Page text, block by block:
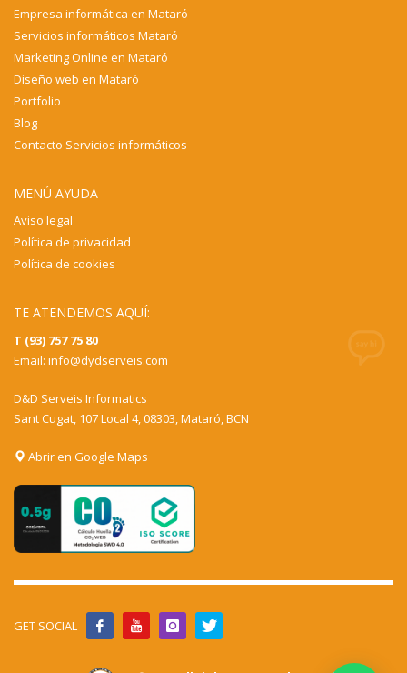
Empresa informática en Mataró
Servicios informáticos Mataró
Marketing Online en Mataró
Diseño web en Mataró
Portfolio
Blog
Contacto Servicios informáticos
MENÚ AYUDA
Aviso legal
Política de privacidad
Política de cookies
TE ATENDEMOS AQUÍ:
T (93) 757 75 80
Email: info@dydserveis.com
D&D Serveis Informatics
Sant Cugat, 107 Local 4, 08303, Mataró, BCN
Abrir en Google Maps
GET SOCIAL